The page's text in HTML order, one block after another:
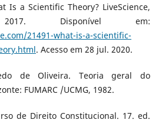
Is a Scientific Theory? LiveScience,
Disponível em:
21491-what-is-a-scientific-
. Acesso em 28 jul. 2020.
de Oliveira. Teoria geral do
FUMARC /UCMG, 1982.
de Direito Constitucional. 17. ed.